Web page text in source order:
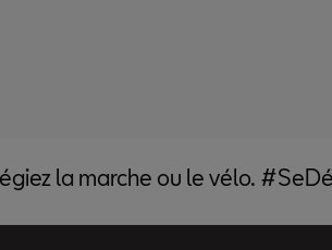
la marche ou le vélo.